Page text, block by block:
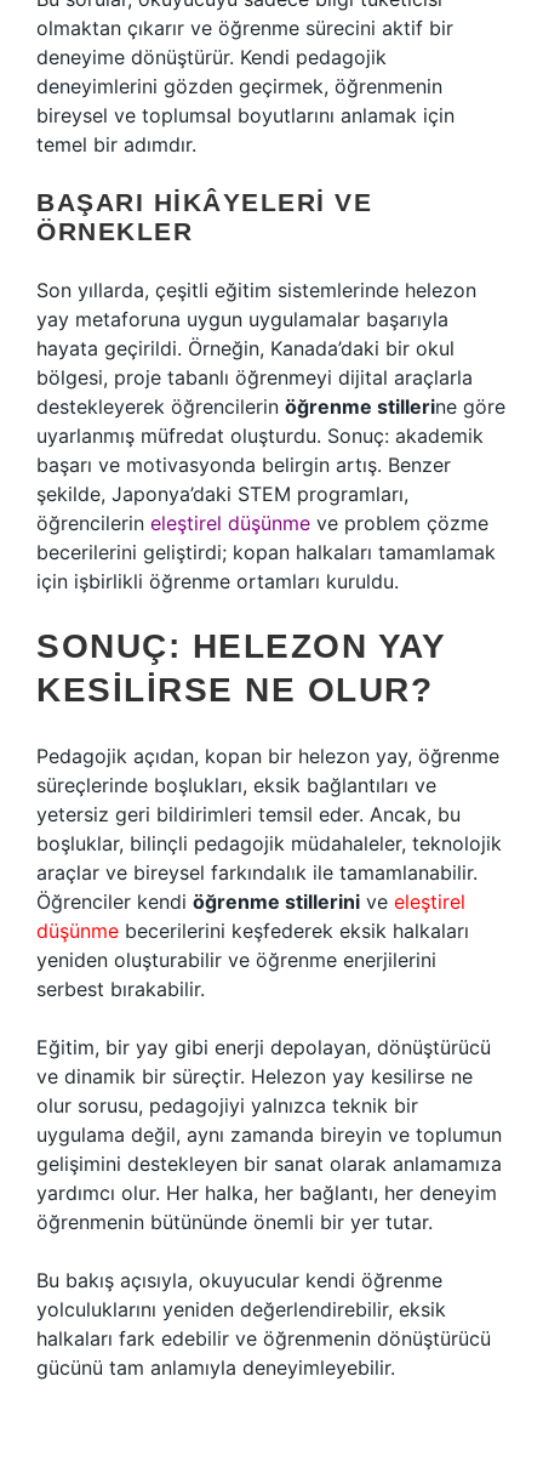
olmaktan çıkarır ve öğrenme sürecini aktif bir
deneyime dönüştürür. Kendi pedagojik
deneyimlerini gözden geçirmek, öğrenmenin
bireysel ve toplumsal boyutlarını anlamak için
temel bir adımdır.
BAŞARI HIKÂYELERI VE
ÖRNEKLER
Son yıllarda, çeşitli eğitim sistemlerinde helezon
yay metaforuna uygun uygulamalar başarıyla
hayata geçirildi. Örneğin, Kanada’daki bir okul
bölgesi, proje tabanlı öğrenmeyi dijital araçlarla
destekleyerek öğrencilerin öğrenme stillerine göre
uyarlanmış müfredat oluşturdu. Sonuç: akademik
başarı ve motivasyonda belirgin artış. Benzer
şekilde, Japonya’daki STEM programları,
öğrencilerin eleştirel düşünme ve problem çözme
becerilerini geliştirdi; kopan halkaları tamamlamak
için işbirlikli öğrenme ortamları kuruldu.
SONUÇ: HELEZON YAY
KESILIRSE NE OLUR?
Pedagojik açıdan, kopan bir helezon yay, öğrenme
süreçlerinde boşlukları, eksik bağlantıları ve
yetersiz geri bildirimleri temsil eder. Ancak, bu
boşluklar, bilinçli pedagojik müdahaleler, teknolojik
araçlar ve bireysel farkındalık ile tamamlanabilir.
Öğrenciler kendi öğrenme stillerini ve eleştirel
düşünme becerilerini keşfederek eksik halkaları
yeniden oluşturabilir ve öğrenme enerjilerini
serbest bırakabilir.
Eğitim, bir yay gibi enerji depolayan, dönüştürücü
ve dinamik bir süreçtir. Helezon yay kesilirse ne
olur sorusu, pedagojiyi yalnızca teknik bir
uygulama değil, aynı zamanda bireyin ve toplumun
gelişimini destekleyen bir sanat olarak anlamamıza
yardımcı olur. Her halka, her bağlantı, her deneyim
öğrenmenin bütününde önemli bir yer tutar.
Bu bakış açısıyla, okuyucular kendi öğrenme
yolculuklarını yeniden değerlendirebilir, eksik
halkaları fark edebilir ve öğrenmenin dönüştürücü
gücünü tam anlamıyla deneyimleyebilir.